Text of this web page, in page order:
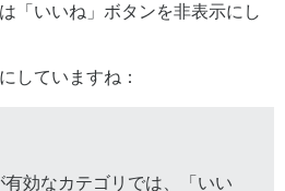
「いいね」ボタンを非表示にし
していますね：
効なカテゴリでは、「いい